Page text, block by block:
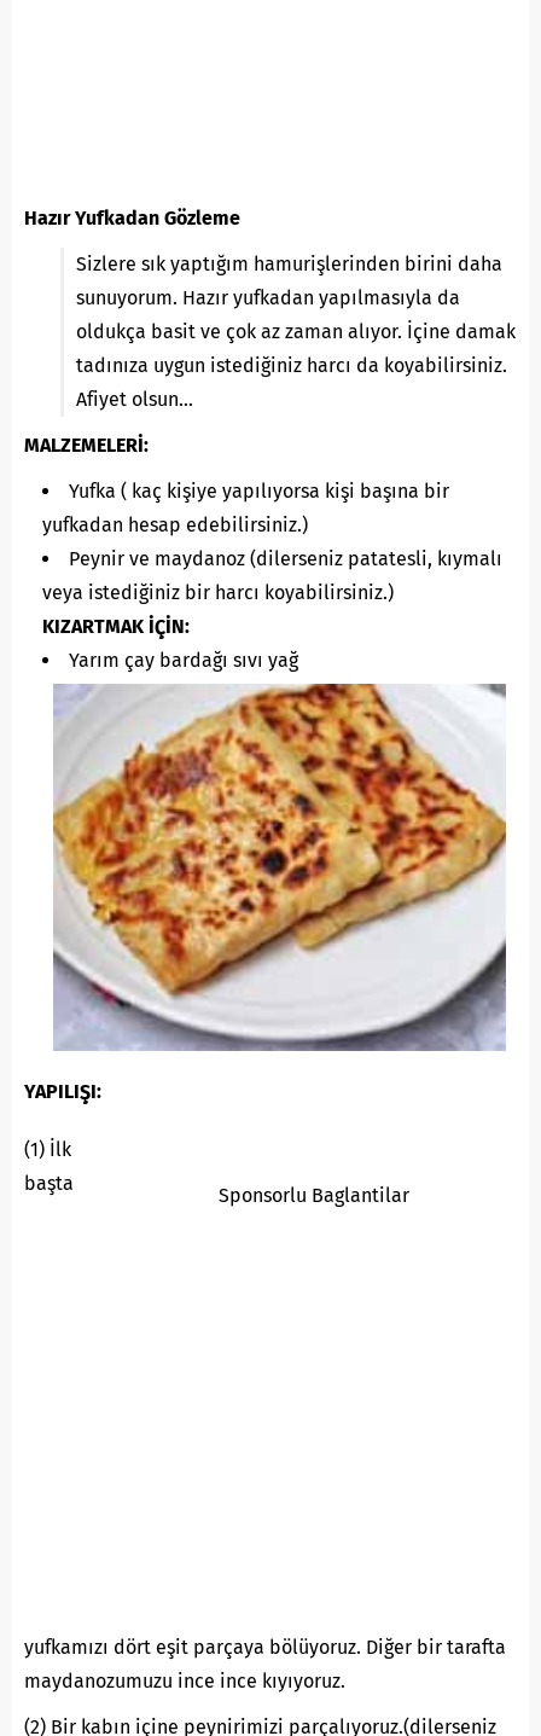
Hazır Yufkadan Gözleme
Sizlere sık yaptığım hamurişlerinden birini daha
sunuyorum. Hazır yufkadan yapılmasıyla da
oldukça basit ve çok az zaman alıyor. İçine damak
tadınıza uygun istediğiniz harcı da koyabilirsiniz.
Afiyet olsun…
MALZEMELERİ:
Yufka ( kaç kişiye yapılıyorsa kişi başına bir
yufkadan hesap edebilirsiniz.)
Peynir ve maydanoz (dilerseniz patatesli, kıymalı
veya istediğiniz bir harcı koyabilirsiniz.)
KIZARTMAK İÇİN:
Yarım çay bardağı sıvı yağ
YAPILIŞI:
Sponsorlu Baglantilar
(1) İlk
başta
yufkamızı dört eşit parçaya bölüyoruz. Diğer bir tarafta
maydanozumuzu ince ince kıyıyoruz.
(2) Bir kabın içine peynirimizi parçalıyoruz.(dilerseniz